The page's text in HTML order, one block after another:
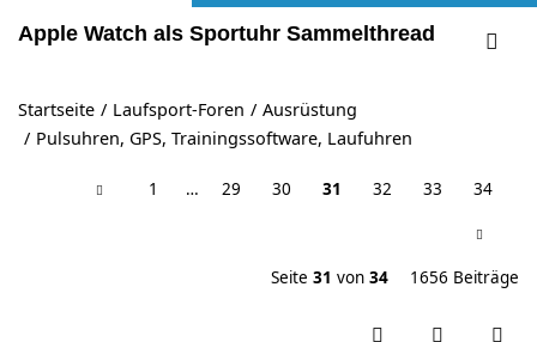
Apple Watch als Sportuhr Sammelthread
Startseite Laufsport-Foren
Ausrüstung
Pulsuhren, GPS, Trainingssoftware, Laufuhren
1 … 29 30 31 32 33 34
Seite 31 von 34 1656 Beiträge